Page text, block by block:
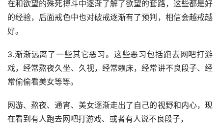
的经验，后面戒色中也对破戒逐渐有了预判，相信会越戒越
好。
3.渐渐远离了一些其它恶习。这些恶习包括跑去网吧打游
戏，经常熬夜久坐、久视，经常赖床，经常讲不良段子、经
常偷偷看美女等等。
网游、熬夜、通宵、美女逐渐走出了自己的视野和内心，现
在看到有人跑去网吧打游戏、或者有人说不良段子，